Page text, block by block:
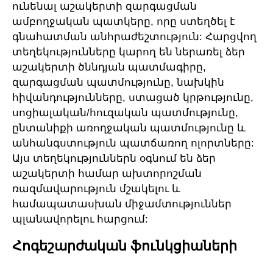
ունենալ աշակերտի զարգացման
ամբողջական պատկերը, որը ստեղծել է
գնահատման անհրաժեշտություն: Հարցվող
տեղեկությունները կարող են ներառել ձեր
աշակերտի ծննդյան պատմագիրը,
զարգացման պատմությունը, նախկին
հիվանդությունները, ստացած կրթությունը,
սոցիալական/հուզական պատմությունը,
ընտանիքի առողջական պատմությունը և
անհանգստություն պատճառող ոլորտները:
Այս տեղեկություններն օգնում են ձեր
աշակերտի համար ախտորոշման
ռազմավարություն մշակելու և
համապատասխան միջամտություններ
պլանավորելու հարցում:
Հոգեշարժական ֆունկցիաների